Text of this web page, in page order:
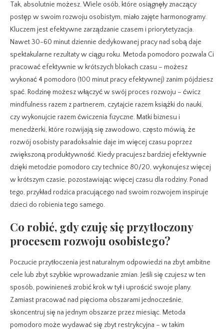
Tak, absolutnie możesz. Wiele osób, które osiągnęły znaczący
postęp w swoim rozwoju osobistym, miało zajęte harmonogramy.
Kluczem jest efektywne zarządzanie czasem i priorytetyzacja.
Nawet 30-60 minut dziennie dedykowanej pracy nad sobą daje
spektakularne rezultaty w ciągu roku. Metoda pomodoro pozwala Ci
pracować efektywnie w krótszych blokach czasu – możesz
wykonać 4 pomodoro (100 minut pracy efektywnej) zanim pójdziesz
spać. Rodzinę możesz włączyć w swój proces rozwoju – ćwicz
mindfulness razem z partnerem, czytajcie razem książki do nauki,
czy wykonujcie razem ćwiczenia fizyczne. Matki biznesu i
menedżerki, które rozwijają się zawodowo, często mówią, że
rozwój osobisty paradoksalnie daje im więcej czasu poprzez
zwiększoną produktywność. Kiedy pracujesz bardziej efektywnie
dzięki metodzie pomodoro czy technice 80/20, wykonujesz więcej
w krótszym czasie, pozostawiając więcej czasu dla rodziny. Ponad
tego, przykład rodzica pracującego nad swoim rozwojem inspiruje
dzieci do robienia tego samego.
Co robić, gdy czuję się przytłoczony
procesem rozwoju osobistego?
Poczucie przytłoczenia jest naturalnym odpowiedzi na zbyt ambitne
cele lub zbyt szybkie wprowadzanie zmian. Jeśli się czujesz w ten
sposób, powinieneś zrobić krok w tył i uprościć swoje plany.
Zamiast pracować nad pięcioma obszarami jednocześnie,
skoncentruj się na jednym obszarze przez miesiąc. Metoda
pomodoro może wydawać się zbyt restrykcyjna – w takim